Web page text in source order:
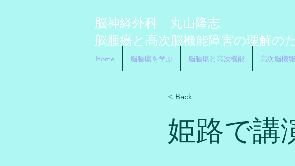
Home 脳腫瘍を学ぶ 脳腫瘍と高次機能 高次脳機
脳神経外科 丸山隆志
脳腫瘍と高​次脳機能障害の理解の
< Back
姫路で講